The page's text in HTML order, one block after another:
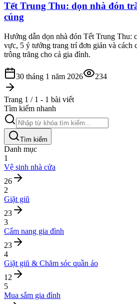
Tết Trung Thu: dọn nhà đón
cúng
Hướng dẫn dọn nhà đón Tết Trung Thu:
vực, 5 ý tưởng trang trí đơn giản và cách
trông trăng cho cả gia đình.
30 tháng 1 năm 2026 234
Trang 1 / 1 - 1 bài viết
Tìm kiếm nhanh
Tìm kiếm
Danh mục
1
Vệ sinh nhà cửa
26
2
Giặt giũ
23
3
Cẩm nang gia đình
23
4
Giặt giũ & Chăm sóc quần áo
12
5
Mua sắm gia đình